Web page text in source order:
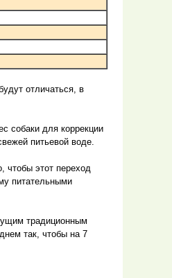
отличаться, в
собаки для коррекции
питьевой воде.
чтобы этот переход
питательными
традиционным
так, чтобы на 7